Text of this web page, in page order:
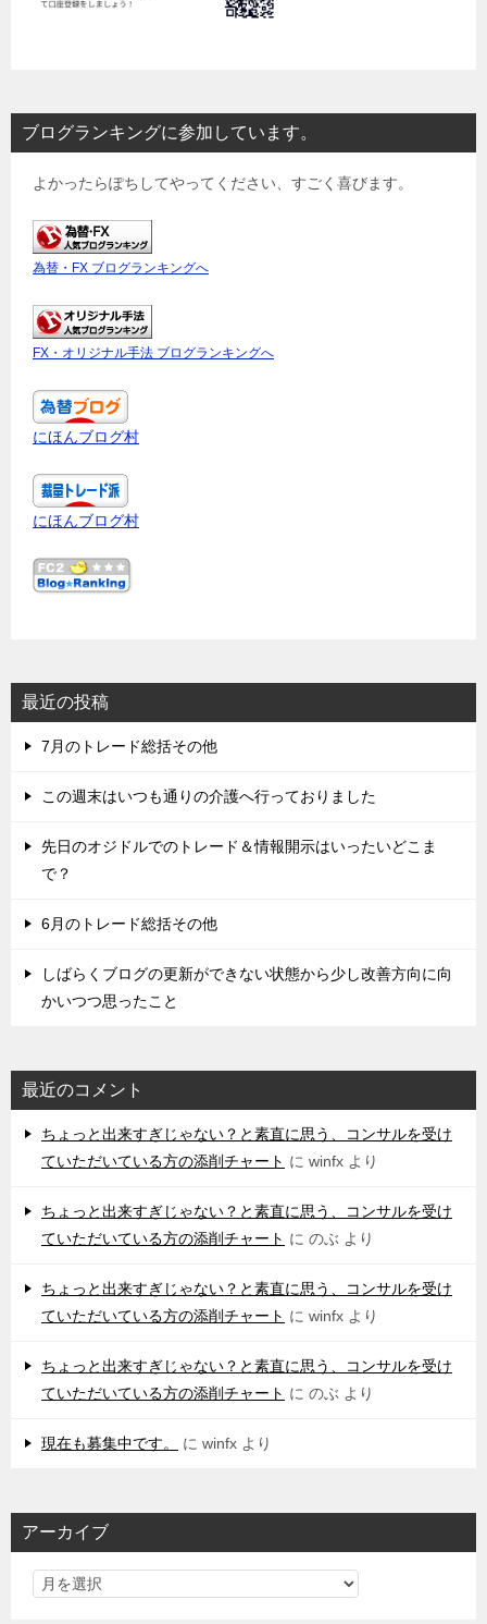
ブログランキングに参加しています。
よかったらぽちしてやってください、すごく喜びます。
為替・FX ブログランキングへ
FX・オリジナル手法 ブログランキングへ
にほんブログ村
にほんブログ村
最近の投稿
7月のトレード総括その他
この週末はいつも通りの介護へ行っておりました
先日のオジドルでのトレード＆情報開示はいったいどこま
で？
6月のトレード総括その他
しばらくブログの更新ができない状態から少し改善方向に向
かいつつ思ったこと
最近のコメント
ちょっと出来すぎじゃない？と素直に思う、コンサルを受け
ていただいている方の添削チャート に winfx より
ちょっと出来すぎじゃない？と素直に思う、コンサルを受け
ていただいている方の添削チャート に のぶ より
ちょっと出来すぎじゃない？と素直に思う、コンサルを受け
ていただいている方の添削チャート に winfx より
ちょっと出来すぎじゃない？と素直に思う、コンサルを受け
ていただいている方の添削チャート に のぶ より
現在も募集中です。 に winfx より
アーカイブ